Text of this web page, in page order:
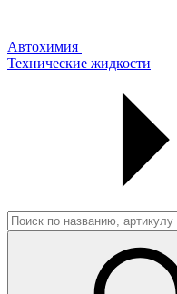
Автохимия
Технические жидкости